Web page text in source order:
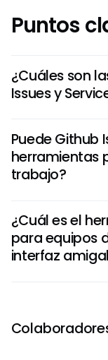
Puntos
¿Cuáles son
Issues y
Issues es más
código.
servicios de TI
Puede Github
herramientas
trabajo?
herramientas de
desarrollo como
el contrario, se
¿Cuál es el
para equipos
interfaz
enfoque en la
de